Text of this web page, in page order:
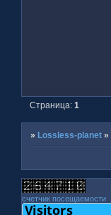
Страница:1
»Lossless-planet »
счетчик посещаемости